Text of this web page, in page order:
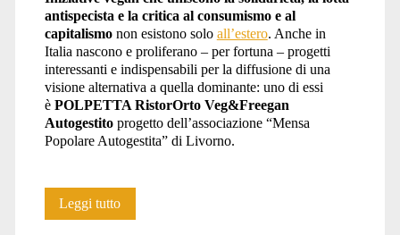
antispecista e la critica al consumismo e al
capitalismonon esistono solo all’estero. Anche in
Italia nascono e proliferano – per fortuna – progetti
interessanti e indispensabili per la diffusione di una
visione alternativa a quella dominante: uno di essi
è POLPETTA RistorOrto Veg&Freegan
Autogestito progetto dell’associazione “Mensa
Popolare Autogestita” di Livorno.
Leggi tuttoPolpetta